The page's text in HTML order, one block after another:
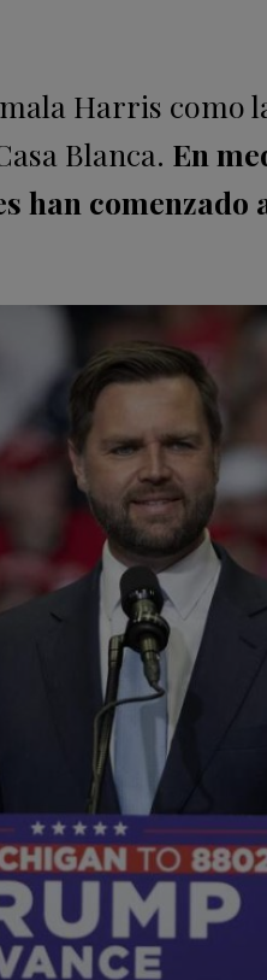
Harris
Blanca. En
han comenzado